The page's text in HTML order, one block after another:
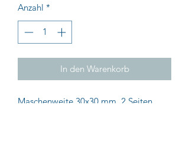
Anzahl *
In den Warenkorb
Maschenweite 30x30 mm, 2 Seiten